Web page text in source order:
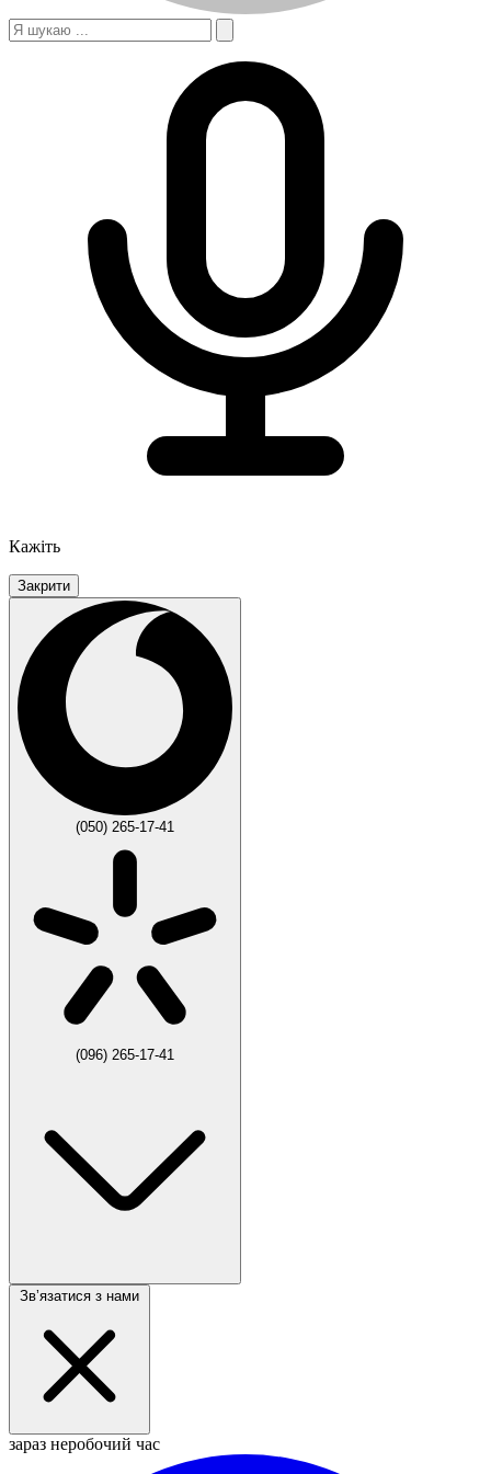
Кажіть
Закрити
(050) 265-17-41
(096) 265-17-41
Звʼязатися з нами
зараз неробочий час